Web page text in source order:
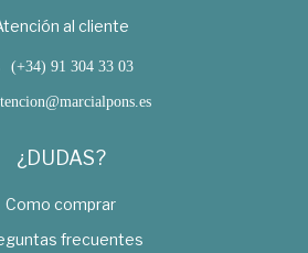
al cliente
(+34) 91 304 33 03
¿DUDAS?
Como comprar
frecuentes